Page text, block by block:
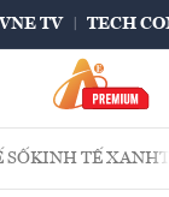
VNE TV TECH
SỐKINH TẾ XANH